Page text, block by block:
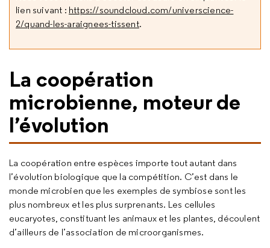
lien suivant : https://soundcloud.com/universcience-
2/quand-les-araignees-tissent.
La coopération
microbienne, moteur de
l’évolution
La coopération entre espèces importe tout autant dans
l’évolution biologique que la compétition. C’est dans le
monde microbien que les exemples de symbiose sont les
plus nombreux et les plus surprenants. Les cellules
eucaryotes, constituant les animaux et les plantes, découlent
d’ailleurs de l’association de microorganismes.